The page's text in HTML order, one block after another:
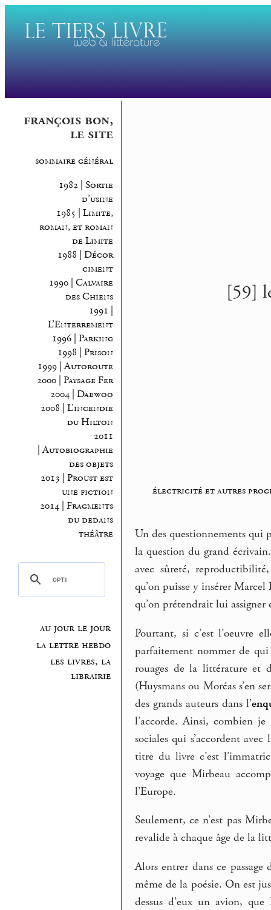
françois bon,
le site
sommaire général
1982 | Sortie
d’usine
1985 | Limite,
roman, et roman
de Limite
1988 | Décor
ciment
1990 | Calvaire
des Chiens
1991 |
L’Enterrement
1996 | Parking
1998 | Prison
1999 | Autoroute
2000 | Paysage Fer
2004 | Daewoo
2008 | L’incendie
du Hilton
2011
| Autobiographie
des objets
2013 | Proust est
une fiction
2014 | Fragments
du dedans
théâtre
au jour le jour
la lettre hebdo
les livres, la
librairie
[59]
électricité et autres
Un des questionnements qui
la question du grand
avec sûreté,
qu’on puisse y insérer
qu’on prétendrait lui
Pourtant, si c’est l’oeuvre
parfaitement nommer de
rouages de la littérature et
(Huysmans ou Moréas s’en
des grands auteurs dans l’
l’accorde. Ainsi, combien
sociales qui s’accordent
titre du livre c’est
voyage que Mirbeau
l’Europe.
Seulement, ce n’est pas
revalide à chaque âge de la
Alors entrer dans ce
même de la poésie. On est
dessus d’eux un avion,